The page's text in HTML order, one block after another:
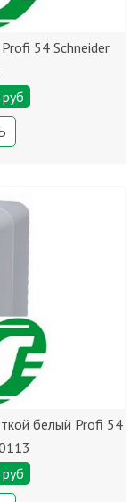
54 Schneider
белый Profi 54